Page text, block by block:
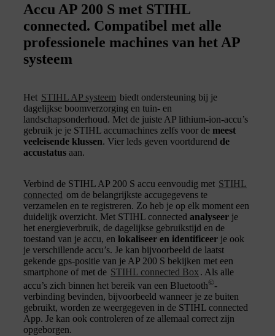
Accu AP 200 S met STIHL
connected. Compatibel met alle
professionele machines van het AP
systeem
Het STIHL AP systeem biedt ondersteuning bij je
dagelijkse boomverzorging en tuin- en
landschapsonderhoud. Met de juiste AP lithium-ion-accu’s
gebruik je je STIHL accumachines zelfs voor de meest
veeleisende klussen. Vier leds geven voortdurend de
accustatus aan.
Verbind de STIHL AP 200 S accu eenvoudig met STIHL
connected om de belangrijkste accugegevens te
verzamelen en te registreren. Zo heb je op elk moment een
duidelijk overzicht. Met STIHL connected analyseer je
het energieverbruik, de dagelijkse gebruikstijd en de
toestand van je accu, en lokaliseer en identificeer je ook
je verschillende accu’s. Je kan bijvoorbeeld de laatst
gekende gps-positie van je AP 200 S bekijken met een
smartphone of met de STIHL connected Box . Als alle
accu’s zich binnen het bereik van een Bluetooth©-
verbinding bevinden, bijvoorbeeld wanneer je ze buiten
gebruikt, worden ze weergegeven in de STIHL connected
App. Je kan ook controleren of ze allemaal correct zijn
opgeborgen.